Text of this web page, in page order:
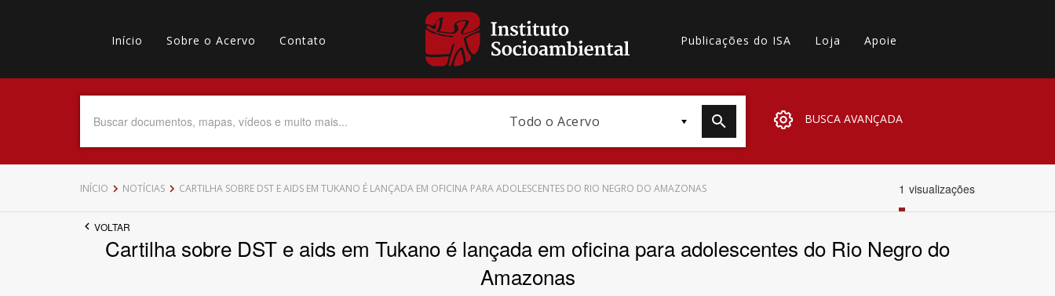
Main
navigation
Início Sobre o Acervo Contato
secundário
Publicações do ISA Loja Apoie
Todo o Acervo BUSCA AVANÇADA
Data do Documento Até
INÍCIO NOTÍCIAS CARTILHA SOBRE DST E AIDS EM TUKANO É LANÇADA EM OFICINA PARA ADOLESCENTES DO RIO NEGRO DO AMAZONAS 1 visualizações
VOLTAR
Cartilha sobre DST e aids em Tukano é lançada em oficina para adolescentes do Rio Negro do
Amazonas